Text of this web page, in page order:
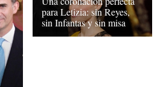
para Letizia: sin Reyes,
sin Infantas y sin misa